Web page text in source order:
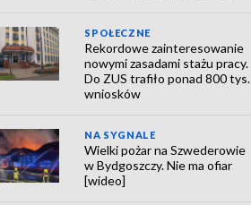
SPOŁECZNE
Rekordowe zainteresowanie
nowymi zasadami stażu pracy.
Do ZUS trafiło ponad 800 tys.
wniosków
NA SYGNALE
Wielki pożar na Szwederowie
w Bydgoszczy. Nie ma ofiar
[wideo]